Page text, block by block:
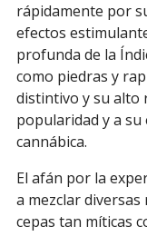
rápidamente por
efectos
profunda de la
como piedras y
distintivo y su alto
popularidad y a
cannábica.
El afán por la
a mezclar
cepas tan míticas